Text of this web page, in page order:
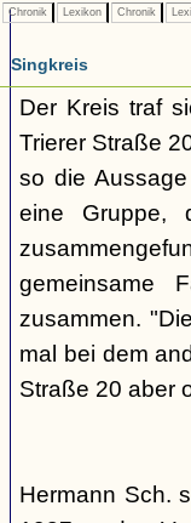
Chronik Lexikon Chronik
Singkreis
Der Kreis traf
Trierer Straße
so die
eine Gruppe,
gemeinsame
zusammen.
mal bei dem
Straße 20 aber
Hermann Sch.